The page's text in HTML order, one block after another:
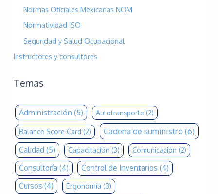
Normas Oficiales Mexicanas NOM
Normatividad ISO
Seguridad y Salud Ocupacional
Instructores y consultores
Temas
Administración (5) Autotransporte (2)
Balance Score Card (2) Cadena de suministro (6)
Calidad (5) Capacitación (3) Comunicación (2)
Consultoría (4) Control de Inventarios (4)
Cursos (4) Ergonomía (3)